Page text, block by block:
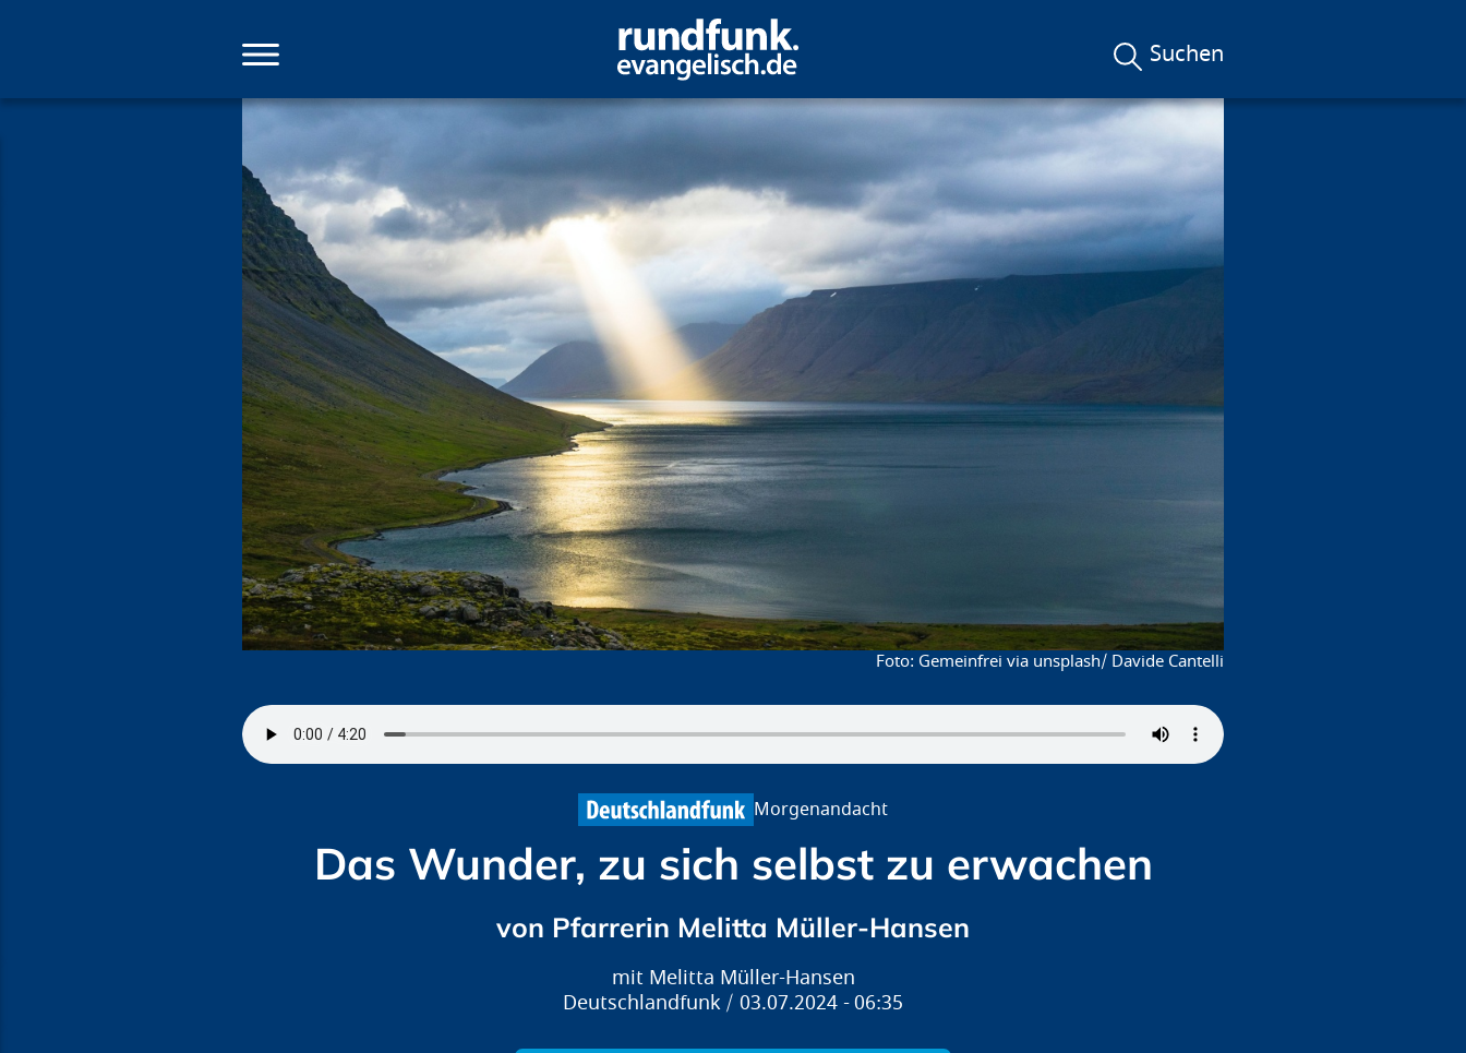
Suchen
Das Wunder, zu sich selbst zu erwachen
Gemeinfrei via unsplash/ Davide Cantelli
Morgenandacht
Das Wunder, zu sich selbst zu erwachen
von Pfarrerin Melitta Müller-Hansen
Melitta Müller-Hansen
Deutschlandfunk
03.07.2024 06:35